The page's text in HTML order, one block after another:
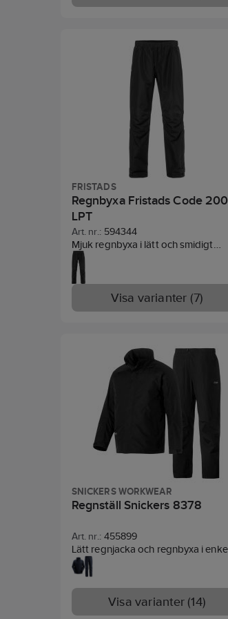
vid båda bensluten.Material:
FRISTADS
Regnbyxa Fristads Code
LPT
Art. nr.: 594344
Mjuk regnbyxa i lätt och smidigt
material med andasfunktion. Resår i
midjan.
PFAS-fri
Visa varianter (7)
SNICKERS WORKWEAR
Regnställ Snickers 8378
Art. nr.: 455899
Lätt regnjacka och regnbyxa i
dra-på-design, tejpade sömmar för
vattentätt skydd, justerbar huva för
tillförlitligt skydd och en perfekt
passform. Meshfoder, justerbar
kardborrband vid ärmslut och
Visa varianter (14)